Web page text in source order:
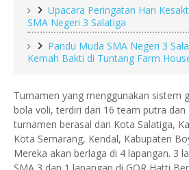
Upacara Peringatan Hari
SMA Negeri 3 Salatiga
Pandu Muda SMA Negeri 3
Kemah Bakti di Tuntang Farm
Turnamen yang menggunakan sistem
bola voli, terdiri dari 16 team putra
turnamen berasal dari Kota Salatiga,
Kota Semarang, Kendal, Kabupaten
Mereka akan berlaga di 4 lapangan. 3